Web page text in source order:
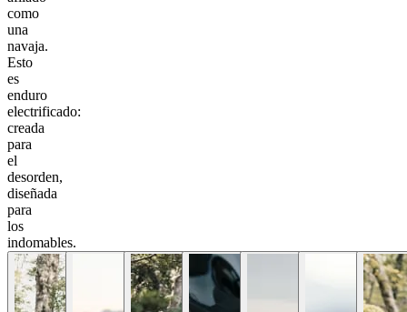
como
una
navaja.
Esto
es
enduro
electrificado:
creada
para
el
desorden,
diseñada
para
los
indomables.